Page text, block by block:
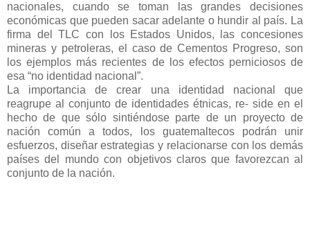
nacionales, cuando se toman las grandes decisiones
económicas que pueden sacar adelante o hundir al país. La
firma del TLC con los Estados Unidos, las concesiones
mineras y petroleras, el caso de Cementos Progreso, son
los ejemplos más recientes de los efectos perniciosos de
esa “no identidad nacional”.
La importancia de crear una identidad nacional que
reagrupe al conjunto de identidades étnicas, re- side en el
hecho de que sólo sintiéndose parte de un proyecto de
nación común a todos, los guatemaltecos podrán unir
esfuerzos, diseñar estrategias y relacionarse con los demás
países del mundo con objetivos claros que favorezcan al
conjunto de la nación.